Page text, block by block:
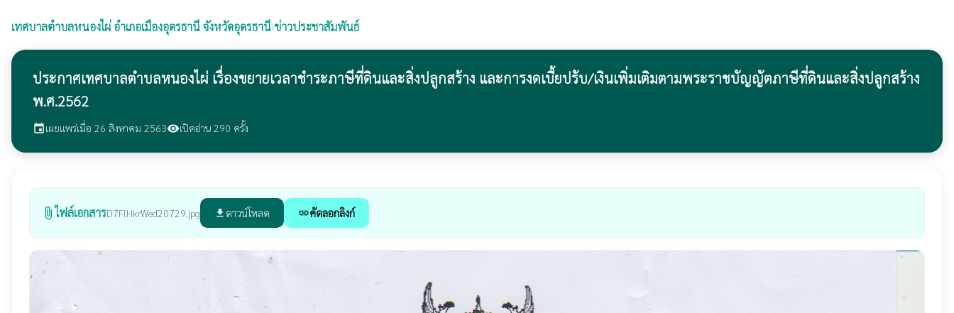
เทศบาลตำบลหนองไผ่อำเภอเมืองอุดรธานี จังหวัดอุดรธานี›ข่าวประชาสัมพันธ์
ประกาศเทศบาลตำบลหนองไผ่ เรื่องขยายเวลาชำระภาษีที่ดินและสิ่งปลูกสร้าง และการงดเบี้ยปรับ/เงินเพิ่มเติมตามพระราชบัญญัตภาษีที่ดินและสิ่งปลูกสร้าง
พ.ศ.2562
eventเผยแพร่เมื่อ 26 สิงหาคม 2563visibilityเปิดอ่าน 290 ครั้ง
attach_file ไฟล์เอกสารD7FlHkrWed20729.jpg file_download ดาวน์โหลด linkคัดลอกลิงก์